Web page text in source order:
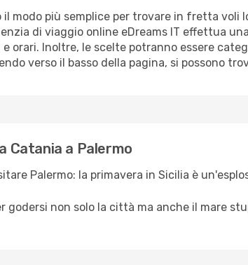
il modo più semplice per trovare in fretta voli
di viaggio online eDreams IT effettua
orari. Inoltre, le scelte potranno essere
verso il basso della pagina, si possono
Catania a Palermo
Palermo: la primavera in Sicilia è
godersi non solo la città ma anche il mare